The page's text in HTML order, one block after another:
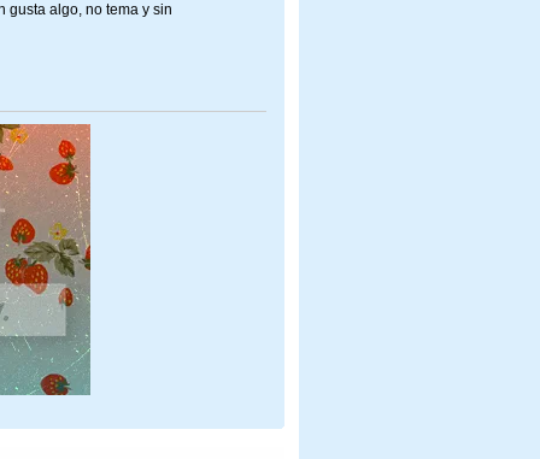
gusta algo, no tema y sin